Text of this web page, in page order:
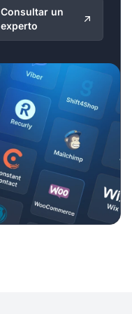
Consultar un
experto